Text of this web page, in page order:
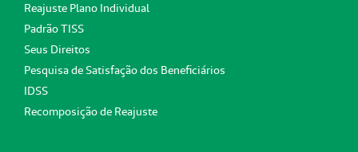
Reajuste Plano Individual
Padrão TISS
Seus Direitos
Pesquisa de Satisfação dos Beneficiários
IDSS
Recomposição de Reajuste